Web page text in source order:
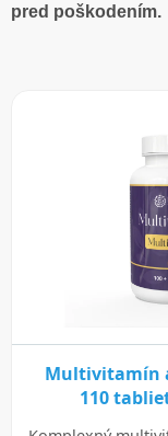
pred poškodením.